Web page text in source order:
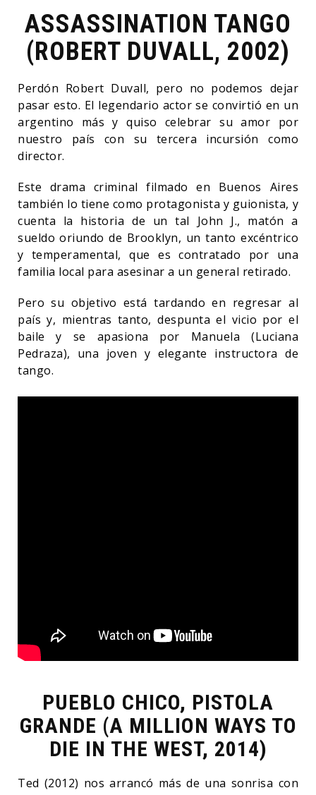
ASSASSINATION TANGO
(ROBERT DUVALL, 2002)
Perdón Robert Duvall, pero no podemos dejar
pasar esto. El legendario actor se convirtió en un
argentino más y quiso celebrar su amor por
nuestro país con su tercera incursión como
director.
Este drama criminal filmado en Buenos Aires
también lo tiene como protagonista y guionista, y
cuenta la historia de un tal John J., matón a
sueldo oriundo de Brooklyn, un tanto excéntrico
y temperamental, que es contratado por una
familia local para asesinar a un general retirado.
Pero su objetivo está tardando en regresar al
país y, mientras tanto, despunta el vicio por el
baile y se apasiona por Manuela (Luciana
Pedraza), una joven y elegante instructora de
tango.
PUEBLO CHICO, PISTOLA
GRANDE (A MILLION WAYS TO
DIE IN THE WEST, 2014)
Ted (2012) nos arrancó más de una sonrisa con